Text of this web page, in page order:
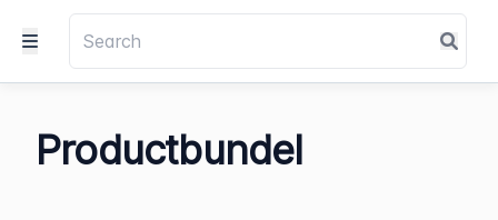
Productbundel